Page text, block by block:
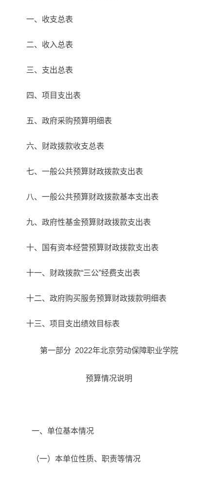
一、收支总表
二、收入总表
三、支出总表
四、项目支出表
五、政府采购预算明细表
六、财政拨款收支总表
七、一般公共预算财政拨款支出表
八、一般公共预算财政拨款基本支出表
九、政府性基金预算财政拨款支出表
十、国有资本经营预算财政拨款支出表
十一、财政拨款“三公”经费支出表
十二、政府购买服务预算财政拨款明细表
十三、项目支出绩效目标表
第一部分 2022年北京劳动保障职业学院
预算情况说明
一、单位基本情况
（一）本单位性质、职责等情况